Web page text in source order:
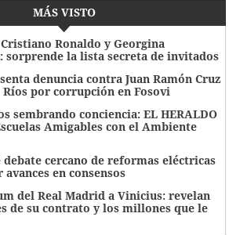
MÁS VISTO
Ronaldo y Georgina
sorprende la lista secreta de invitados
denuncia contra Juan Ramón Cruz
por corrupción en Fosovi
sembrando conciencia: EL HERALDO
Amigables con el Ambiente
debate cercano de reformas eléctricas
en consensos
del Real Madrid a Vinicius: revelan
de su contrato y los millones que le